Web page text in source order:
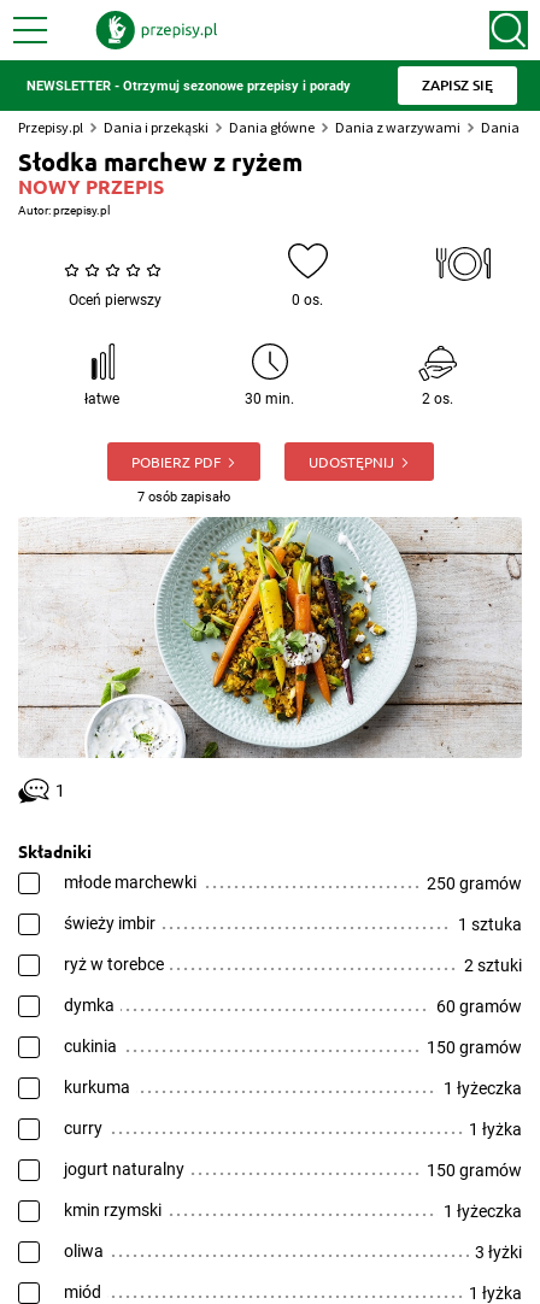
NEWSLETTER - Otrzymuj sezonowe przepisy i porady ZAPISZ SIĘ
Przepisy.pl Dania i przekąski Dania główne Dania z warzywami Dania z
Słodka marchew z ryżem
NOWY PRZEPIS
Autor:przepisy.pl
Oceń pierwszy 0 os.
łatwe 30 min. 2 os.
POBIERZ PDF
7 osób zapisało
UDOSTĘPNIJ
1
Składniki
młode marchewki 250 gramów
świeży imbir 1 sztuka
ryż w torebce 2 sztuki
dymka 60 gramów
cukinia 150 gramów
kurkuma 1 łyżeczka
curry 1 łyżka
jogurt naturalny 150 gramów
kmin rzymski 1 łyżeczka
oliwa 3 łyżki
miód 1 łyżka